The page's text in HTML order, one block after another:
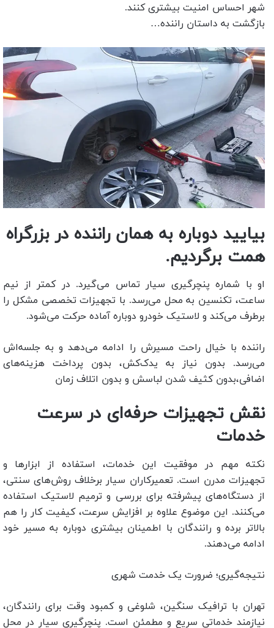
شهر احساس امنیت بیشتری کنند.
بازگشت به داستان راننده…
بیایید دوباره به همان راننده در بزرگراه
همت برگردیم.
او با شماره پنچرگیری سیار تماس می‌گیرد. در کمتر از نیم
ساعت، تکنسین به محل می‌رسد. با تجهیزات تخصصی مشکل را
برطرف می‌کند و لاستیک خودرو دوباره آماده حرکت می‌شود.
راننده با خیال راحت مسیرش را ادامه می‌دهد و به جلسه‌اش
می‌رسد. بدون نیاز به یدک‌کش، بدون پرداخت هزینه‌های
اضافی،بدون کثیف شدن لباسش و بدون اتلاف زمان
نقش تجهیزات حرفه‌ای در سرعت
خدمات
نکته مهم در موفقیت این خدمات، استفاده از ابزارها و
تجهیزات مدرن است. تعمیرکاران سیار برخلاف روش‌های سنتی،
از دستگاه‌های پیشرفته برای بررسی و ترمیم لاستیک استفاده
می‌کنند. این موضوع علاوه بر افزایش سرعت، کیفیت کار را هم
بالاتر برده و رانندگان با اطمینان بیشتری دوباره به مسیر خود
ادامه می‌دهند.
نتیجه‌گیری؛ ضرورت یک خدمت شهری
تهران با ترافیک سنگین، شلوغی و کمبود وقت برای رانندگان،
نیازمند خدماتی سریع و مطمئن است. پنچرگیری سیار در محل